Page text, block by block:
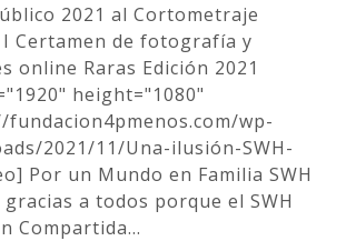
2021 al Cortometraje
Certamen de fotografía y
online Raras Edición 2021
height="1080"
wp-
2021/11/Una-ilusión-SWH-
Por un Mundo en Familia SWH
gracias a todos porque el SWH
Compartida...